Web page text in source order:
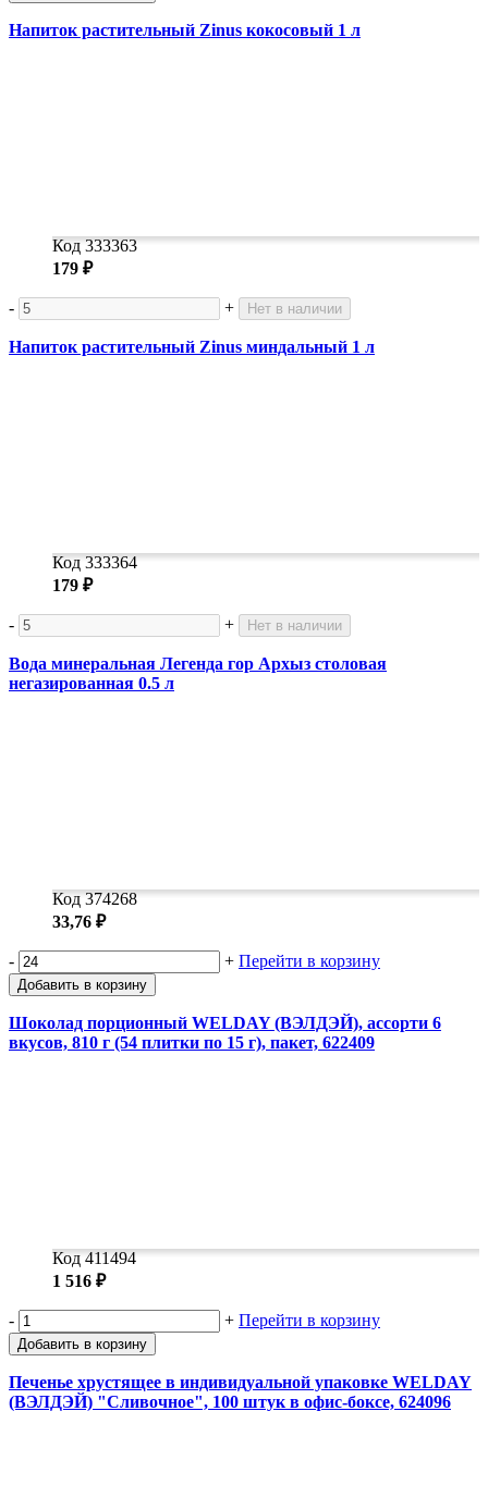
Напиток растительный Zinus кокосовый 1 л
Код 333363
179 ₽
- + Нет в наличии
Напиток растительный Zinus миндальный 1 л
Код 333364
179 ₽
- + Нет в наличии
Вода минеральная Легенда гор Архыз столовая
негазированная 0.5 л
Код 374268
33,76 ₽
- + Перейти в корзину
Добавить в корзину
Шоколад порционный WELDAY (ВЭЛДЭЙ), ассорти 6
вкусов, 810 г (54 плитки по 15 г), пакет, 622409
Код 411494
1 516 ₽
- + Перейти в корзину
Добавить в корзину
Печенье хрустящее в индивидуальной упаковке WELDAY
(ВЭЛДЭЙ) "Сливочное", 100 штук в офис-боксе, 624096